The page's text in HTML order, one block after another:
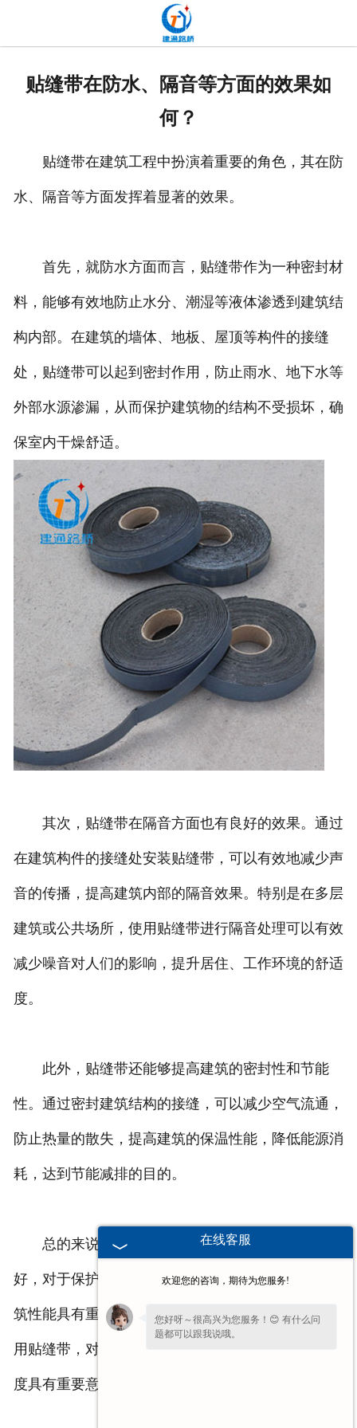
厂容厂貌
联系我们
贴缝带在防水、隔音等方面的效果如
何？
贴缝带在建筑工程中扮演着重要的角色，其在防
水、隔音等方面发挥着显著的效果。
首先，就防水方面而言，贴缝带作为一种密封材
料，能够有效地防止水分、潮湿等液体渗透到建筑结
构内部。在建筑的墙体、地板、屋顶等构件的接缝
处，贴缝带可以起到密封作用，防止雨水、地下水等
外部水源渗漏，从而保护建筑物的结构不受损坏，确
保室内干燥舒适。
其次，贴缝带在隔音方面也有良好的效果。通过
在建筑构件的接缝处安装贴缝带，可以有效地减少声
音的传播，提高建筑内部的隔音效果。特别是在多层
建筑或公共场所，使用贴缝带进行隔音处理可以有效
减少噪音对人们的影响，提升居住、工作环境的舒适
度。
此外，贴缝带还能够提高建筑的密封性和节能
性。通过密封建筑结构的接缝，可以减少空气流通，
防止热量的散失，提高建筑的保温性能，降低能源消
耗，达到节能减排的目的。
总的来说，贴缝带在防水、隔音等方面的效果
好，对于保护建筑结构、改善室内环境质量、提升建
筑性能具有重要作用。在建筑工程中，合理选择和使
用贴缝带，对于确保建筑质量和提高居住、工作舒适
度具有重要意义。
在线客服
欢迎您的咨询，期待为您服务!
您好呀～很高兴为您服务！😊 有什么问
题都可以跟我说哦。